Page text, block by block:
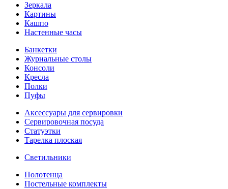
Зеркала
Картины
Кашпо
Настенные часы
Банкетки
Журнальные столы
Консоли
Кресла
Полки
Пуфы
Аксессуары для сервировки
Сервировочная посуда
Статуэтки
Тарелка плоская
Светильники
Полотенца
Постельные комплекты